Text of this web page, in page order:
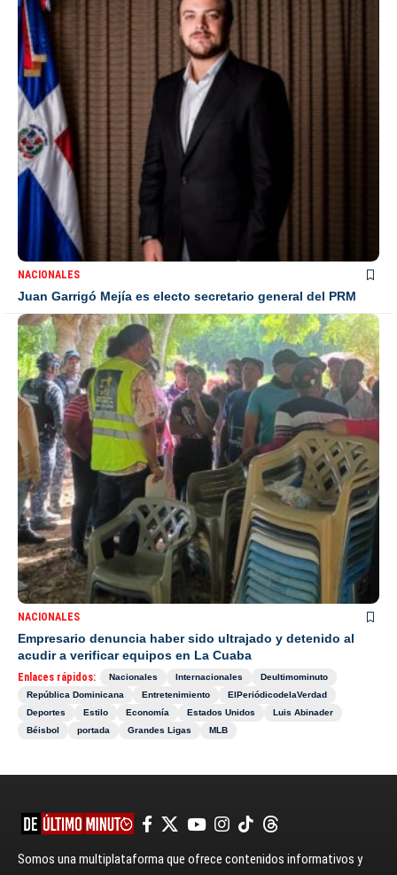
NACIONALES
Juan Garrigó Mejía es electo secretario general del PRM
NACIONALES
Empresario denuncia haber sido ultrajado y detenido al
acudir a verificar equipos en La Cuaba
Enlaces rápidos: Nacionales Internacionales
Deultimominuto
República Dominicana
Entretenimiento
ElPeriódicodelaVerdad
Deportes
Estilo Economía Estados Unidos
Luis Abinader
Béisbol
portada Grandes Ligas MLB
Somos una multiplataforma que ofrece contenidos informativos y